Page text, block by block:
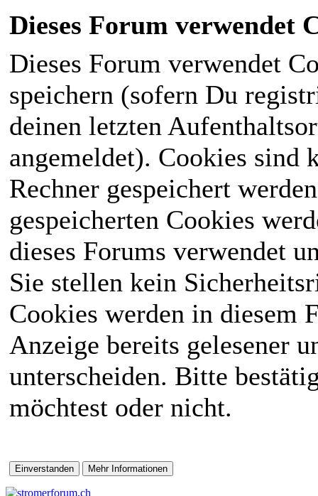
Dieses Forum verwendet
Dieses Forum verwendet
speichern (sofern Du
deinen letzten
angemeldet). Cookies sind
Rechner gespeichert
gespeicherten Cookies
dieses Forums verwendet
Sie stellen kein
Cookies werden in diesem
Anzeige bereits gelesener
unterscheiden. Bitte
möchtest oder nicht.